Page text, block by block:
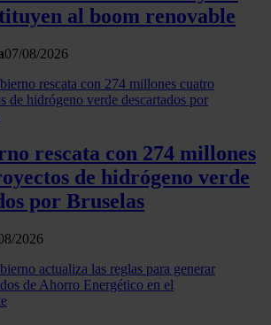
el tráfico. Además, compartimos
de redes sociales, publicidad y análisis
combinarla con otra información
o que hayan recopilado a
haya hecho de sus servicios.
al boom renovable
07/08/2026
rescata con 274 millones
de hidrógeno verde
por Bruselas
2026